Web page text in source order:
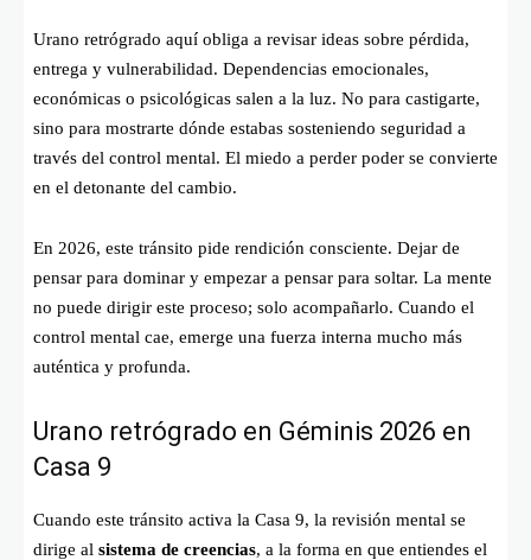
Urano retrógrado aquí obliga a revisar ideas sobre pérdida,
entrega y vulnerabilidad. Dependencias emocionales,
económicas o psicológicas salen a la luz. No para castigarte,
sino para mostrarte dónde estabas sosteniendo seguridad a
través del control mental. El miedo a perder poder se convierte
en el detonante del cambio.
En 2026, este tránsito pide rendición consciente. Dejar de
pensar para dominar y empezar a pensar para soltar. La mente
no puede dirigir este proceso; solo acompañarlo. Cuando el
control mental cae, emerge una fuerza interna mucho más
auténtica y profunda.
Urano retrógrado en Géminis 2026 en
Casa 9
Cuando este tránsito activa la Casa 9, la revisión mental se
dirige al sistema de creencias, a la forma en que entiendes el